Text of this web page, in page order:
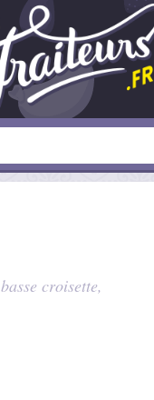
basse croisette,